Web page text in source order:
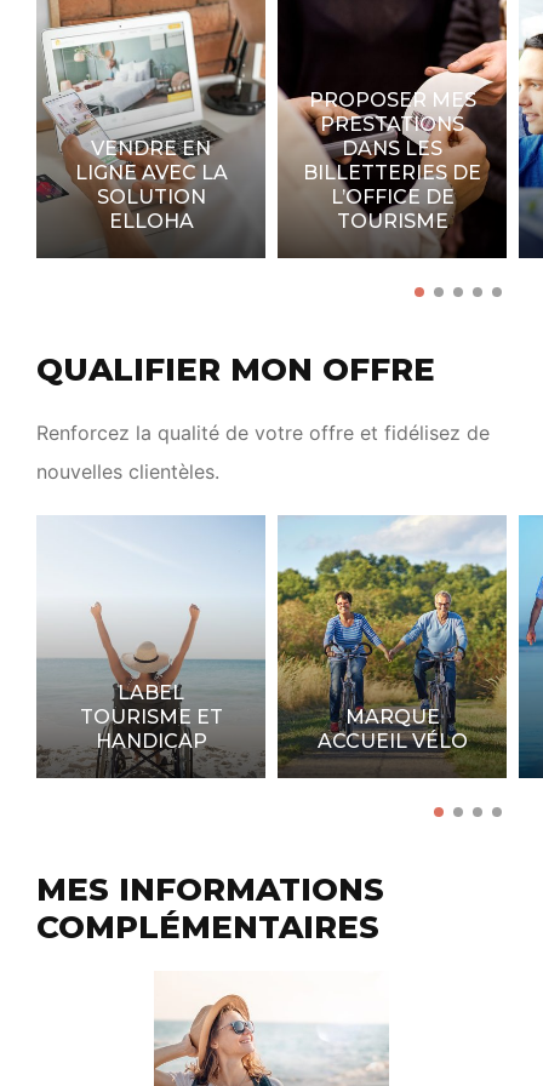
VENDRE EN
LIGNE AVEC LA
SOLUTION
ELLOHA
PROPOSER MES
PRESTATIONS
DANS LES
BILLETTERIES DE
L’OFFICE DE
TOURISME
QUALIFIER MON OFFRE
Renforcez la qualité de votre offre et fidélisez de
nouvelles clientèles.
LABEL
TOURISME ET
HANDICAP
MARQUE
ACCUEIL VÉLO
MES INFORMATIONS
COMPLÉMENTAIRES